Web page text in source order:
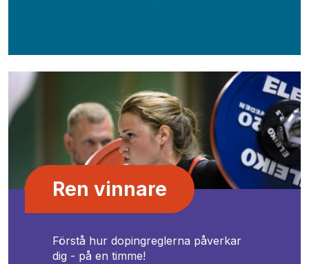
Förstå hur dopingreglerna påverkar
dig - på en timme!
Ren vinnare